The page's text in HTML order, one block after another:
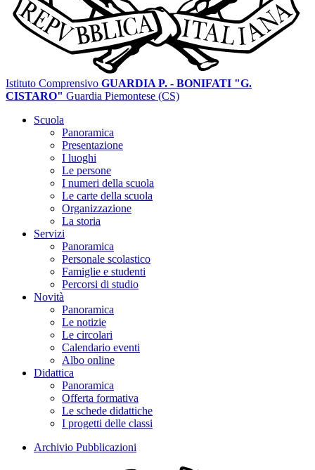
Istituto Comprensivo GUARDIA P. - BONIFATI "G.
CISTARO" Guardia Piemontese (CS)
Scuola
Panoramica
Presentazione
I luoghi
Le persone
I numeri della scuola
Le carte della scuola
Organizzazione
La storia
Servizi
Panoramica
Personale scolastico
Famiglie e studenti
Percorsi di studio
Novità
Panoramica
Le notizie
Le circolari
Calendario eventi
Albo online
Didattica
Panoramica
Offerta formativa
Le schede didattiche
I progetti delle classi
Archivio Pubblicazioni